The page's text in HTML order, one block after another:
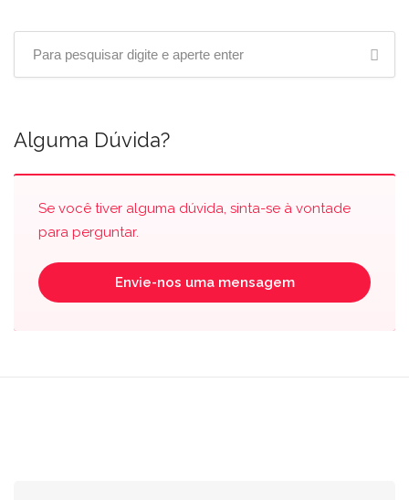
Alguma Dúvida?
Se você tiver alguma dúvida, sinta-se à vontade
para perguntar.
Envie-nos uma mensagem